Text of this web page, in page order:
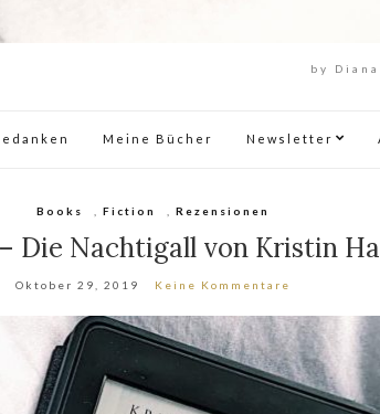
by Diana
Meine Bücher Newsletter
Books ,Fiction ,Rezensionen
Die Nachtigall von Kristin
Oktober 29, 2019 Keine Kommentare